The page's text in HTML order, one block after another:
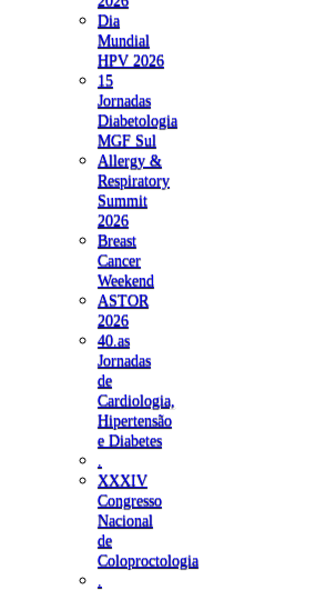
Dia
Mundial
HPV 2026
15
Jornadas
Diabetologia
MGF Sul
Allergy &
Respiratory
Summit
2026
Breast
Cancer
Weekend
ASTOR
2026
40.as
Jornadas
de
Cardiologia,
Hipertensão
e Diabetes
XXXIV
Congresso
Nacional
de
Coloproctologia